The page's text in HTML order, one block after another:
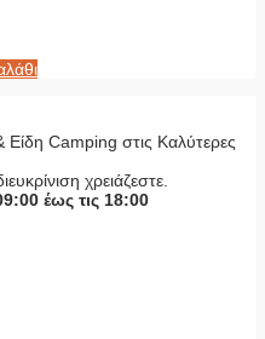
Camping στις Καλύτερες
χρειάζεστε.
έως τις 18:00